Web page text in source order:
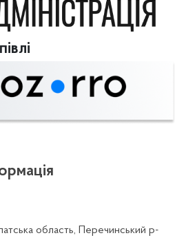
область, Перечинський р-